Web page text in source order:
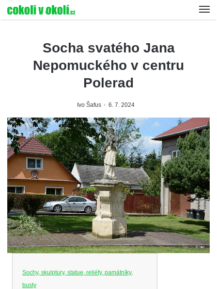
Socha svatého Jana
Nepomuckého v centru
Polerad
Ivo Šafus 6. 7. 2024
Sochy, skulptury, statue, reliéfy, památníky,
busty